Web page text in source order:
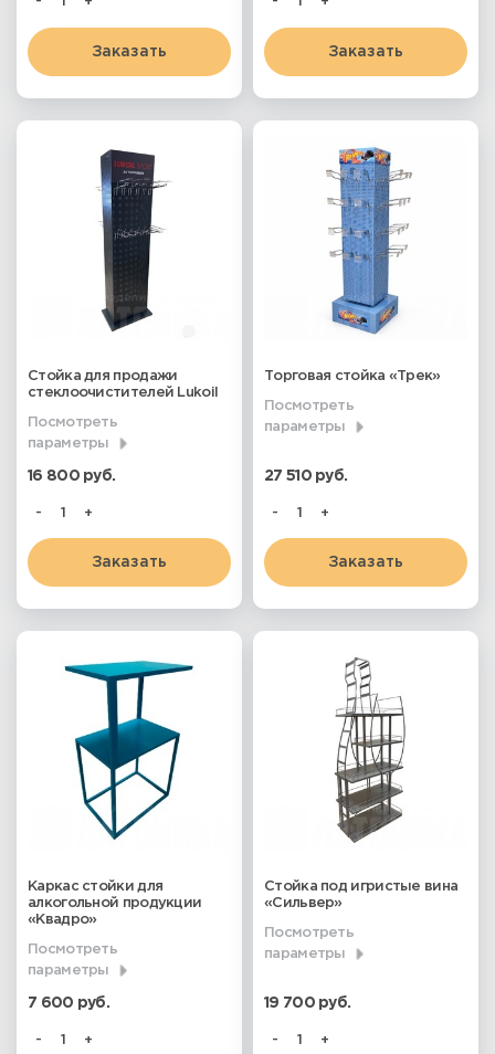
Заказать Заказать
Стойка для продажи
стеклоочистителей Lukoil
Посмотреть
параметры
16 800 руб.
Заказать
- +
Торговая стойка «Трек»
Посмотреть
параметры
27 510 руб.
Заказать
- +
Каркас стойки для
алкогольной продукции
«Квадро»
Посмотреть
параметры
7 600 руб.
- +
Стойка под игристые вина
«Сильвер»
Посмотреть
параметры
19 700 руб.
- +